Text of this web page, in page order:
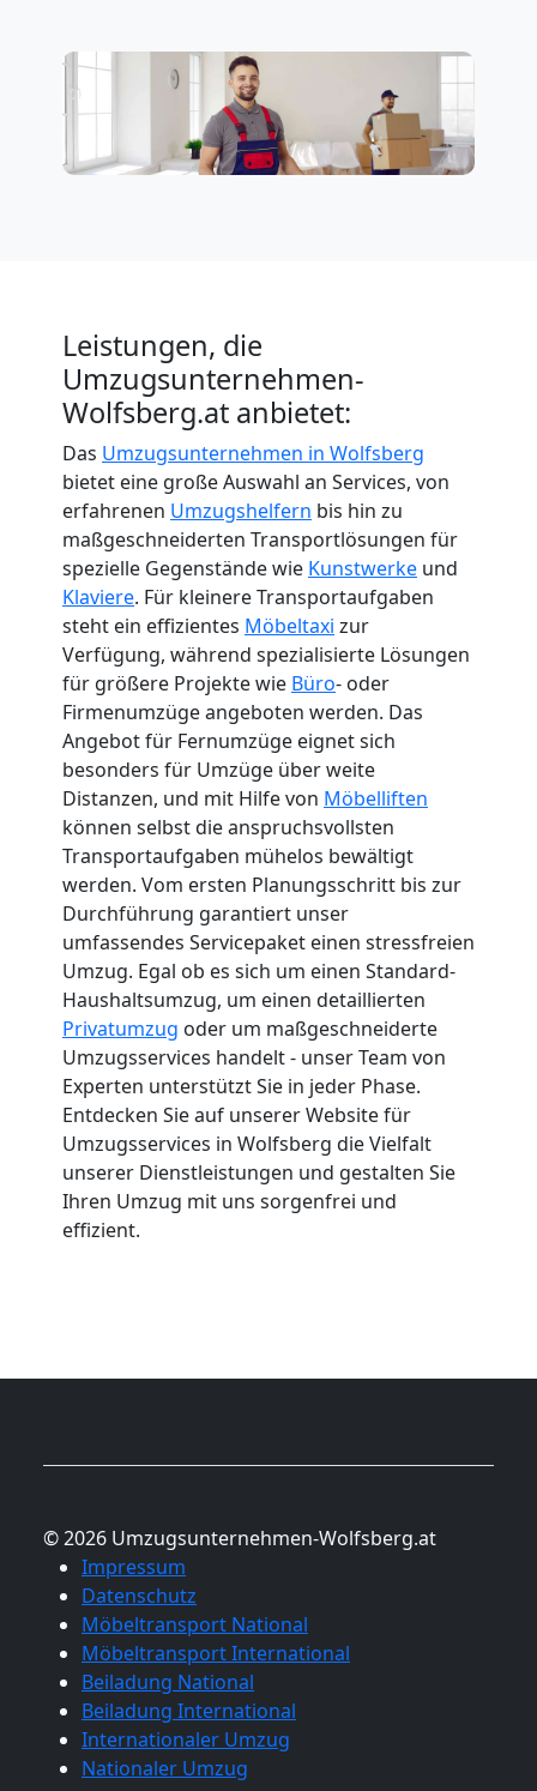
Leistungen, die
Umzugsunternehmen-
Wolfsberg.at anbietet:
Das Umzugsunternehmen in Wolfsberg
bietet eine große Auswahl an Services, von
erfahrenen Umzugshelfern bis hin zu
maßgeschneiderten Transportlösungen für
spezielle Gegenstände wie Kunstwerke und
Klaviere. Für kleinere Transportaufgaben
steht ein effizientes Möbeltaxi zur
Verfügung, während spezialisierte Lösungen
für größere Projekte wie Büro- oder
Firmenumzüge angeboten werden. Das
Angebot für Fernumzüge eignet sich
besonders für Umzüge über weite
Distanzen, und mit Hilfe von Möbelliften
können selbst die anspruchsvollsten
Transportaufgaben mühelos bewältigt
werden. Vom ersten Planungsschritt bis zur
Durchführung garantiert unser
umfassendes Servicepaket einen stressfreien
Umzug. Egal ob es sich um einen Standard-
Haushaltsumzug, um einen detaillierten
Privatumzug oder um maßgeschneiderte
Umzugsservices handelt - unser Team von
Experten unterstützt Sie in jeder Phase.
Entdecken Sie auf unserer Website für
Umzugsservices in Wolfsberg die Vielfalt
unserer Dienstleistungen und gestalten Sie
Ihren Umzug mit uns sorgenfrei und
effizient.
© 2026 Umzugsunternehmen-Wolfsberg.at
Impressum
Datenschutz
Möbeltransport National
Möbeltransport International
Beiladung National
Beiladung International
Internationaler Umzug
Nationaler Umzug